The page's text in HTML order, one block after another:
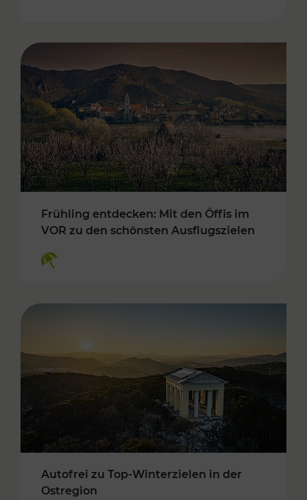
Frühling entdecken: Mit den Öffis im
VOR zu den schönsten Ausflugszielen
Autofrei zu Top-Winterzielen in der
Ostregion